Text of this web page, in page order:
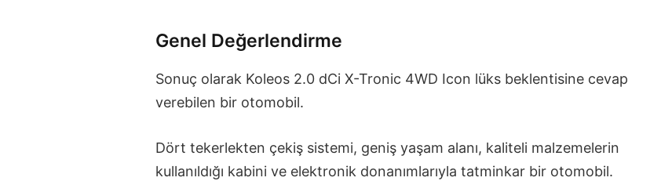
Genel Değerlendirme
Sonuç olarak Koleos 2.0 dCi X-Tronic 4WD Icon lüks beklentisine cevap
verebilen bir otomobil.
Dört tekerlekten çekiş sistemi, geniş yaşam alanı, kaliteli malzemelerin
kullanıldığı kabini ve elektronik donanımlarıyla tatminkar bir otomobil.